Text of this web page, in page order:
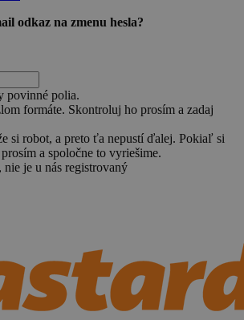
odkaz na zmenu hesla?
povinné polia.
formáte. Skontroluj ho prosím a zadaj
si robot, a preto ťa nepustí ďalej. Pokiaľ si
prosím a spoločne to vyriešime.
je u nás registrovaný